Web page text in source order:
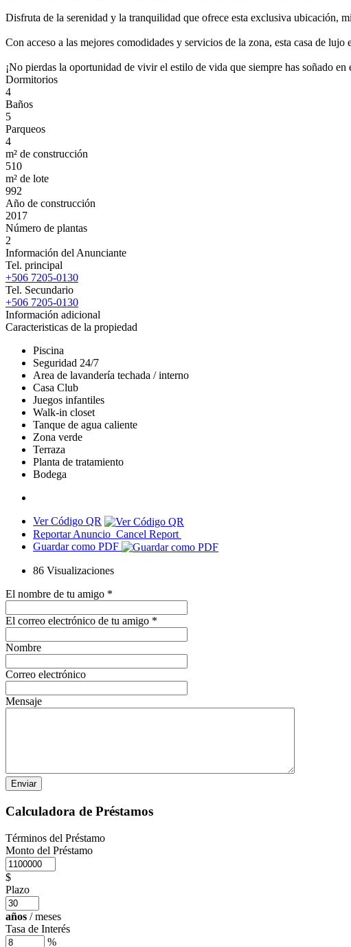
Disfruta de la serenidad y la tranquilidad que ofrece esta exclusiva ubicación,
Con acceso a las mejores comodidades y servicios de la zona, esta casa de
¡No pierdas la oportunidad de vivir el estilo de vida que siempre has soñado en
Dormitorios
4
Baños
5
Parqueos
4
m² de construcción
510
m² de lote
992
Año de construcción
2017
Número de plantas
2
Información del Anunciante
Tel. principal
+506 7205-0130
Tel. Secundario
+506 7205-0130
Información adicional
Caracteristicas de la propiedad
Piscina
Seguridad 24/7
Area de lavandería techada / interno
Casa Club
Juegos infantiles
Walk-in closet
Tanque de agua caliente
Zona verde
Terraza
Planta de tratamiento
Bodega
Ver Código QR
Reportar Anuncio Cancel Report
Guardar como PDF
86 Visualizaciones
El nombre de tu amigo *
El correo electrónico de tu amigo *
Nombre
Correo electrónico
Mensaje
Calculadora de Préstamos
Términos del Préstamo
Monto del Préstamo
$
Plazo
años /meses
Tasa de Interés
%